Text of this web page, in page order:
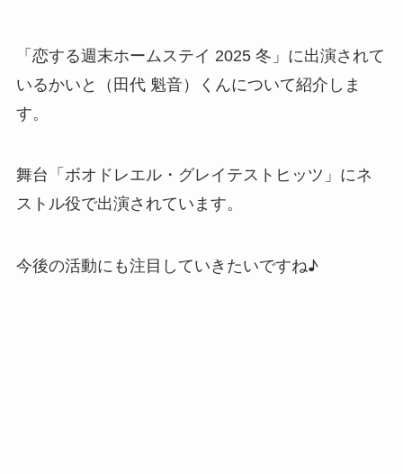
「恋する週末ホームステイ 2025 冬」に出演されて
いるかいと（田代 魁音）くんについて紹介しま
す。
舞台「ボオドレエル・グレイテストヒッツ」にネ
ストル役で出演されています。
今後の活動にも注目していきたいですね♪